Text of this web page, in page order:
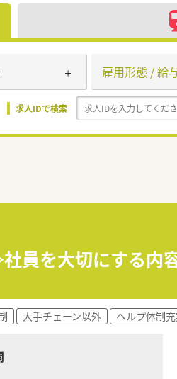
雇用形態 / 給
求人IDで検索
員を大切にする
大手チェーン以外 ヘルプ体制